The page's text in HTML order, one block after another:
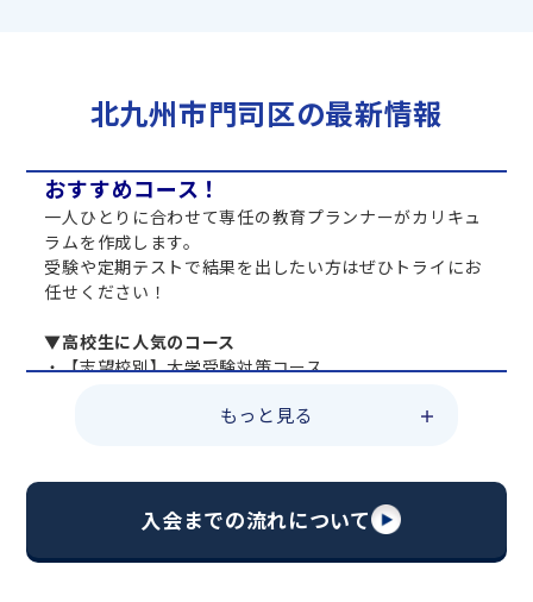
北九州市門司区の最新情報
おすすめコース！
一人ひとりに合わせて専任の教育プランナーがカリキュ
ラムを作成します。
受験や定期テストで結果を出したい方はぜひトライにお
任せください！
▼高校生に人気のコース
・【志望校別】大学受験対策コース
・総合型選抜直前対策コース
・【志望校別】公立・私立高校受験対策コース
もっと見る
入会までの流れについて